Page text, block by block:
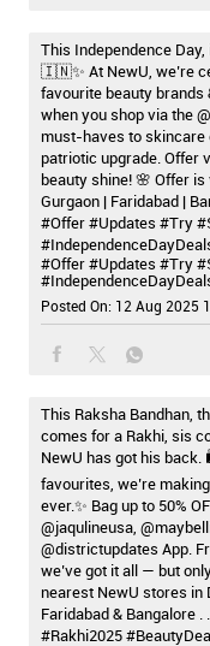
#Offer #Updates #Try
#Offer#Updates #Try
Posted On:12 Aug 2025
This Raksha Bandhan,
comes for a Rakhi, sis
NewU has got his back.
favourites, we’re
@jaqulineusa,
nearest NewU stores in
Faridabad & Bangalore .
#Rakhi2025
#RakhiShopping
#RakhiReadyWithNewU
#GiftBetter#NewUIndia
#BeautyOnSale
Posted On: 08 Aug 2025